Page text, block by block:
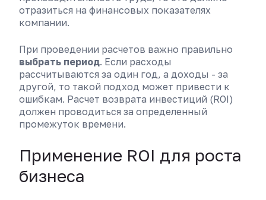
отразиться на финансовых показателях
компании.
При проведении расчетов важно правильно
выбрать период. Если расходы
рассчитываются за один год, а доходы - за
другой, то такой подход может привести к
ошибкам. Расчет возврата инвестиций (ROI)
должен проводиться за определенный
промежуток времени.
Применение ROI для роста
бизнеса